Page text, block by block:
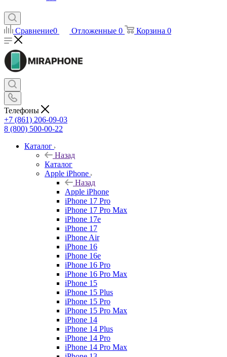
Сравнение0 Отложенные 0 Корзина 0
Телефоны
+7 (861) 206-09-03
8 (800) 500-00-22
Каталог
Назад
Каталог
Apple iPhone
Назад
Apple iPhone
iPhone 17 Pro
iPhone 17 Pro Max
iPhone 17e
iPhone 17
iPhone Air
iPhone 16
iPhone 16e
iPhone 16 Pro
iPhone 16 Pro Max
iPhone 15
iPhone 15 Plus
iPhone 15 Pro
iPhone 15 Pro Max
iPhone 14
iPhone 14 Plus
iPhone 14 Pro
iPhone 14 Pro Max